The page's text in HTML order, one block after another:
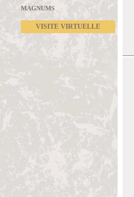
MAGNUMS
VISITE VIRTUELLE